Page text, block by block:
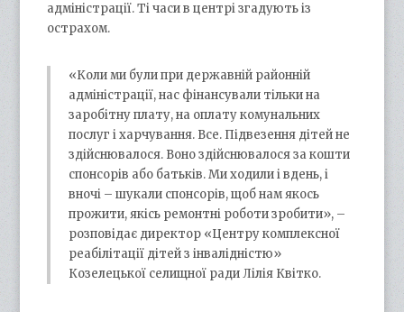
адміністрації. Ті часи в центрі згадують із
острахом.
«Коли ми були при державній районній
адміністрації, нас фінансували тільки на
заробітну плату, на оплату комунальних
послуг і харчування. Все. Підвезення дітей не
здійснювалося. Воно здійснювалося за кошти
спонсорів або батьків. Ми ходили і вдень, і
вночі – шукали спонсорів, щоб нам якось
прожити, якісь ремонтні роботи зробити», –
розповідає директор «Центру комплексної
реабілітації дітей з інвалідністю»
Козелецької селищної ради Лілія Квітко.